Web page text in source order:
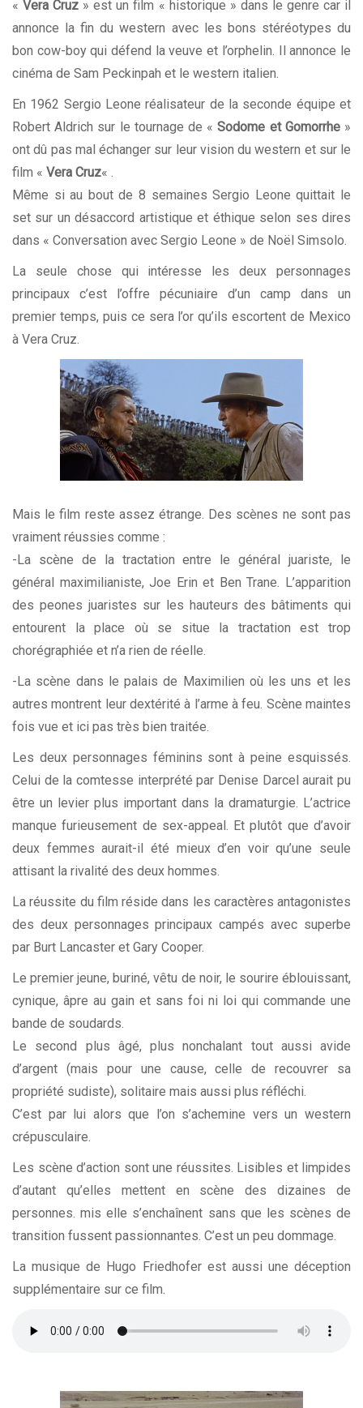
«Vera Cruz » est un film « historique » dans le genre car il
annonce la fin du western avec les bons stéréotypes du
bon cow-boy qui défend la veuve et l’orphelin. Il annonce le
cinéma de Sam Peckinpah et le western italien.
En 1962 Sergio Leone réalisateur de la seconde équipe et
Robert Aldrich sur le tournage de «Sodome et Gomorrhe»
ont dû pas mal échanger sur leur vision du western et sur le
film « Vera Cruz« .
Même si au bout de 8 semaines Sergio Leone quittait le
set sur un désaccord artistique et éthique selon ses dires
dans « Conversation avec Sergio Leone » de Noël Simsolo.
La seule chose qui intéresse les deux personnages
principaux c’est l’offre pécuniaire d’un camp dans un
premier temps, puis ce sera l’or qu’ils escortent de Mexico
à Vera Cruz.
Mais le film reste assez étrange. Des scènes ne sont pas
vraiment réussies comme :
-La scène de la tractation entre le général juariste, le
général maximilianiste, Joe Erin et Ben Trane. L’apparition
des peones juaristes sur les hauteurs des bâtiments qui
entourent la place où se situe la tractation est trop
chorégraphiée et n’a rien de réelle.
-La scène dans le palais de Maximilien où les uns et les
autres montrent leur dextérité à l’arme à feu. Scène maintes
fois vue et ici pas très bien traitée.
Les deux personnages féminins sont à peine esquissés.
Celui de la comtesse interprété par Denise Darcel aurait pu
être un levier plus important dans la dramaturgie. L’actrice
manque furieusement de sex-appeal. Et plutôt que d’avoir
deux femmes aurait-il été mieux d’en voir qu’une seule
attisant la rivalité des deux hommes.
La réussite du film réside dans les caractères antagonistes
des deux personnages principaux campés avec superbe
par Burt Lancaster et Gary Cooper.
Le premier jeune, buriné, vêtu de noir, le sourire éblouissant,
cynique, âpre au gain et sans foi ni loi qui commande une
bande de soudards.
Le second plus âgé, plus nonchalant tout aussi avide
d’argent (mais pour une cause, celle de recouvrer sa
propriété sudiste), solitaire mais aussi plus réfléchi.
C’est par lui alors que l’on s’achemine vers un western
crépusculaire.
Les scène d’action sont une réussites. Lisibles et limpides
d’autant qu’elles mettent en scène des dizaines de
personnes. mis elle s’enchaînent sans que les scènes de
transition fussent passionnantes. C’est un peu dommage.
La musique de Hugo Friedhofer est aussi une déception
supplémentaire sur ce film.